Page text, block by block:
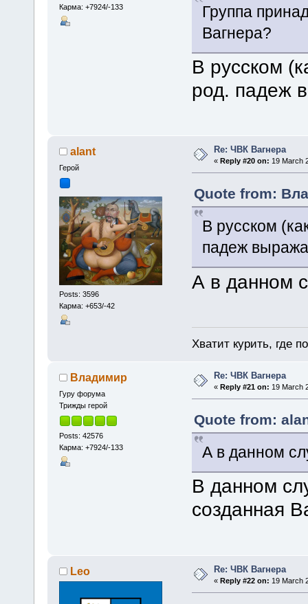
Карма: +7924/-133
Группа
Вагнера?
В русском
род. падеж
alant
Герой
Posts: 3596
Карма: +653/-42
Re: ЧВК Вагнера
« Reply #20 on: 19 March
Quote from:
В русском
падеж
А в данном
Хватит курить, где
Владимир
Гуру форума
Трижды герой
Posts: 42576
Карма: +7924/-133
Re: ЧВК Вагнера
«Reply #21 on: 19 March
Quote from:
А в данном
В данном
созданная
Leo Re: ЧВК Вагнера
«Reply #22 on: 19 March